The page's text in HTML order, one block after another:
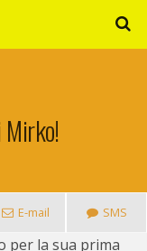
E-mail SMS
per la sua prima